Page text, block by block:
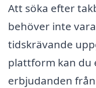
Att söka efter
behöver inte
tidskrävande
plattform kan du
erbjudanden